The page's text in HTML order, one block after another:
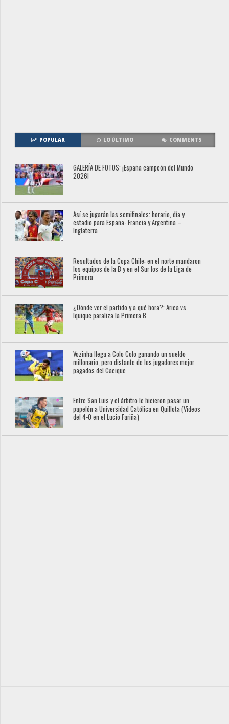
POPULAR LO ÚLTIMO COMMENTS
GALERÍA DE FOTOS: ¡España campeón del Mundo
2026!
Así se jugarán las semifinales: horario, día y
estadio para España- Francia y Argentina –
Inglaterra
Resultados de la Copa Chile: en el norte mandaron
los equipos de la B y en el Sur los de la Liga de
Primera
¿Dónde ver el partido y a qué hora?: Arica vs
Iquique paraliza la Primera B
Vozinha llega a Colo Colo ganando un sueldo
millonario, pero distante de los jugadores mejor
pagados del Cacique
Entre San Luis y el árbitro le hicieron pasar un
papelón a Universidad Católica en Quillota (Videos
del 4-0 en el Lucio Fariña)